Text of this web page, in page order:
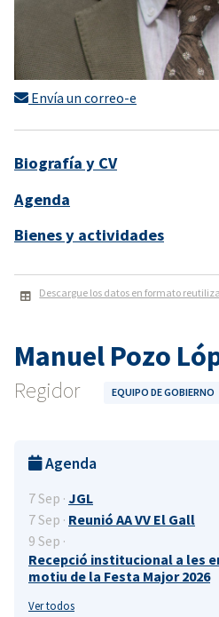
Envía un correo-e
Biografía y CV
Agenda
Bienes y actividades
Descargue los datos en formato
Manuel Pozo
Regidor EQUIPO DE GOBIERNO
Agenda
7 Sep · JGL
7 Sep · Reunió AA VV El Gall
9 Sep ·
Recepció institucional a les
motiu de la Festa Major 2026
Ver todos